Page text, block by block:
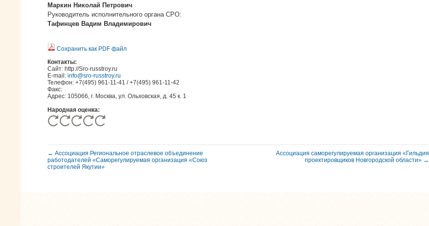
Маркин Николай Петрович
Руководитель исполнительного органа СРО:
Тафинцев Вадим Владимирович
Сохранить как PDF файл
Контакты:
Сайт: http://Sro-russtroy.ru
E-mail: info@sro-russtroy.ru
Телефон: +7(495) 961-11-41 / +7(495) 961-11-42
Факс:
Адрес: 105066, г. Москва, ул. Ольховская, д. 45 к. 1
Народная оценка:
← Ассоциация Региональное отраслевое объединение
работодателей «Саморегулируемая организация «Союз
строителей Якутии»
Ассоциация саморегулируемая организация «Гильдия
проектировщиков Новгородской области» →